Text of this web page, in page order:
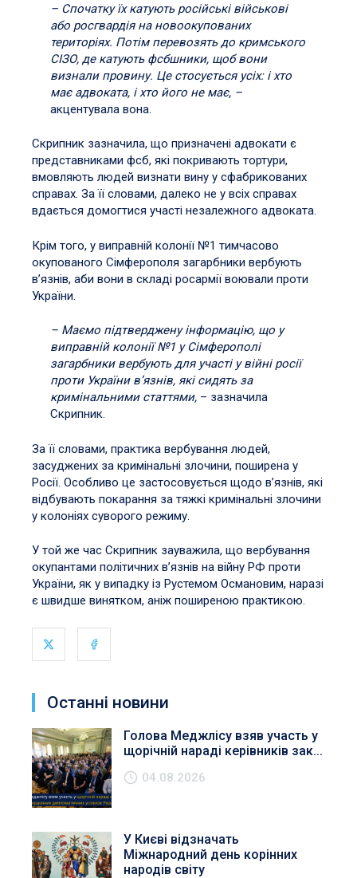
– Спочатку їх катують російські військові
або росгвардія на новоокупованих
територіях. Потім перевозять до кримського
СІЗО, де катують фсбшники, щоб вони
визнали провину. Це стосується усіх: і хто
має адвоката, і хто його не має, –
акцентувала вона.
Скрипник зазначила, що призначені адвокати є
представниками фсб, які покривають тортури,
вмовляють людей визнати вину у сфабрикованих
справах. За її словами, далеко не у всіх справах
вдається домогтися участі незалежного адвоката.
Крім того, у виправній колонії №1 тимчасово
окупованого Сімферополя загарбники вербують
в’язнів, аби вони в складі росармії воювали проти
України.
– Маємо підтверджену інформацію, що у
виправній колонії №1 у Сімферополі
загарбники вербують для участі у війні росії
проти України в’язнів, які сидять за
кримінальними статтями, – зазначила
Скрипник.
За її словами, практика вербування людей,
засуджених за кримінальні злочини, поширена у
Росії. Особливо це застосовується щодо в’язнів, які
відбувають покарання за тяжкі кримінальні злочини
у колоніях суворого режиму.
У той же час Скрипник зауважила, що вербування
окупантами політичних в’язнів на війну РФ проти
України, як у випадку із Рустемом Османовим, наразі
є швидше винятком, аніж поширеною практикою.
Останні новини
Голова Меджлісу взяв участь у
щорічній нараді керівників зак...
04.08.2026
У Києві відзначать
Міжнародний день корінних
народів світу